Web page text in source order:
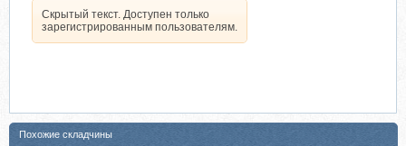
Скрытый текст. Доступен только
зарегистрированным пользователям.
Похожие складчины